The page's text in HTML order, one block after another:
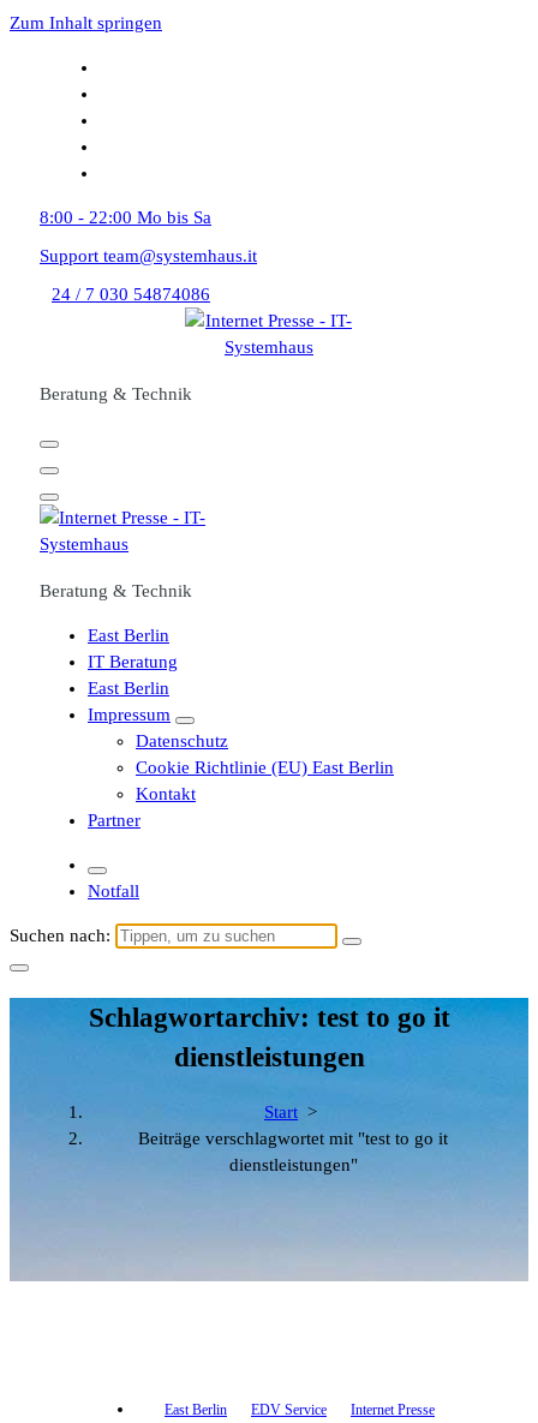
Zum Inhalt springen
8:00 - 22:00 Mo bis Sa
Support team@systemhaus.it
24 / 7 030 54874086
Beratung & Technik
Beratung & Technik
East Berlin
IT Beratung
East Berlin
Impressum
Datenschutz
Cookie Richtlinie (EU) East Berlin
Kontakt
Partner
Notfall
Suchen nach:
Schlagwortarchiv: test to go it
dienstleistungen
Start >
Beiträge verschlagwortet mit "test to go it
dienstleistungen"
East Berlin EDV Service Internet Presse